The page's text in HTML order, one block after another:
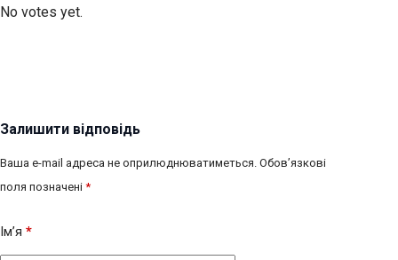
No votes yet.
Залишити відповідь
Ваша e-mail адреса не оприлюднюватиметься. Обов’язкові
поля позначені *
Ім’я *